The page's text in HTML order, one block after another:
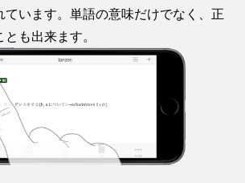
ています。単語の意味だけでなく、正
も出来ます。